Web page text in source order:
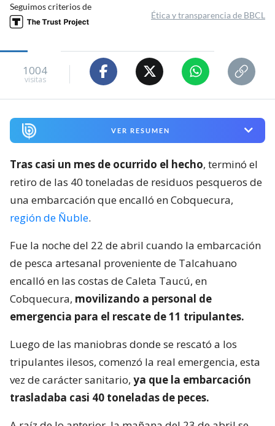
Seguimos criterios de
Ética y transparencia de BBCL
1004
visitas
VER RESUMEN
Tras casi un mes de ocurrido el hecho, terminó el
retiro de las 40 toneladas de residuos pesqueros de
una embarcación que encalló en Cobquecura,
región de Ñuble.
Fue la noche del 22 de abril cuando la embarcación
de pesca artesanal proveniente de Talcahuano
encalló en las costas de Caleta Taucú, en
Cobquecura, movilizando a personal de
emergencia para el rescate de 11 tripulantes.
Luego de las maniobras donde se rescató a los
tripulantes ilesos, comenzó la real emergencia, esta
vez de carácter sanitario, ya que la embarcación
trasladaba casi 40 toneladas de peces.